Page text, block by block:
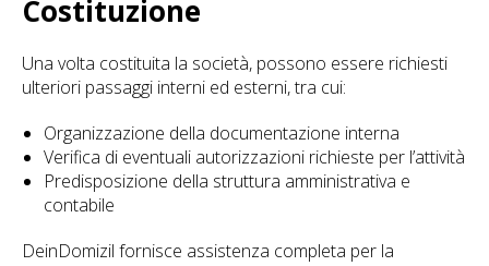
Costituzione
Una volta costituita la società, possono essere richiesti
ulteriori passaggi interni ed esterni, tra cui:
Organizzazione della documentazione interna
Verifica di eventuali autorizzazioni richieste per l’attività
Predisposizione della struttura amministrativa e
contabile
DeinDomizil fornisce assistenza completa per la